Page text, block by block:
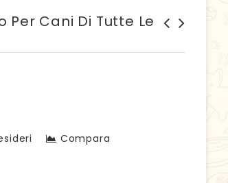
Cani Di Tutte Le
Compara